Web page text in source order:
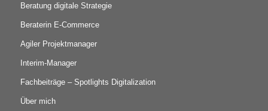
Beratung digitale Strategie
Beraterin E-Commerce
Agiler Projektmanager
Interim-Manager
Fachbeiträge – Spotlights Digitalization
Über mich